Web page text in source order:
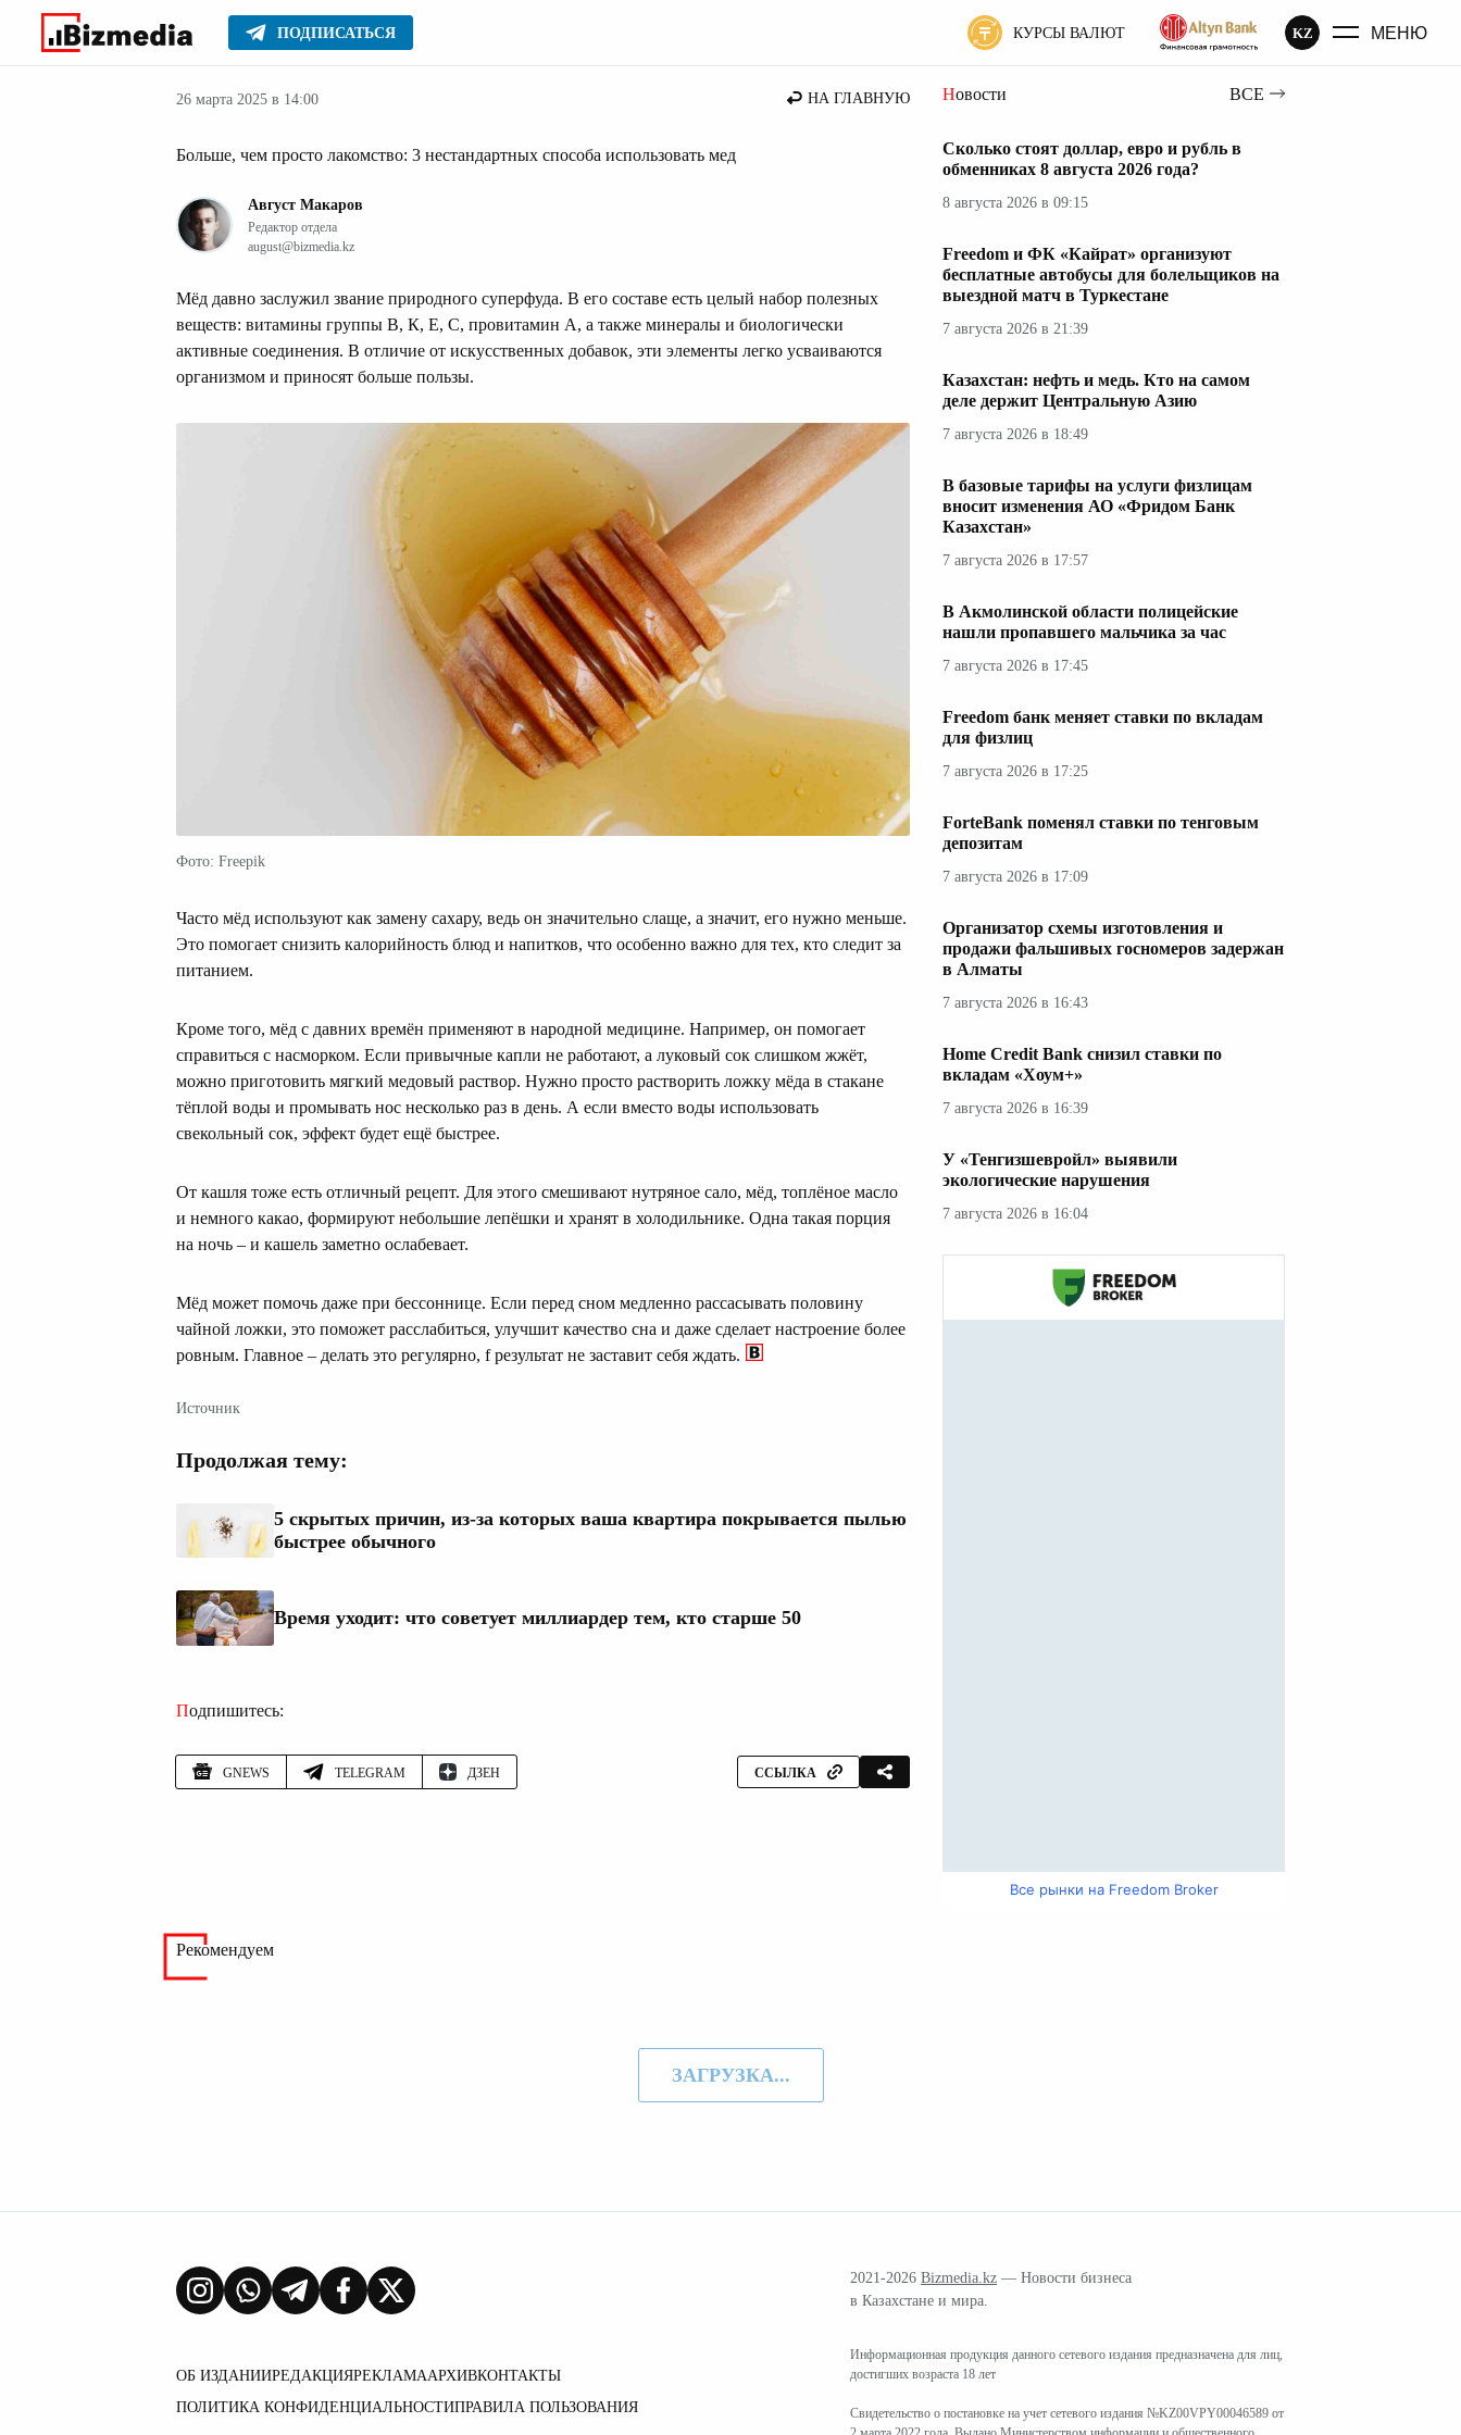
ПОДПИСАТЬСЯ КУРСЫ ВАЛЮТ KZ МЕНЮ
Главное Прочее
26 марта 2025 в 14:00 НА ГЛАВНУЮ
Больше, чем просто лакомство: 3 нестандартных способа использовать мед
Август Макаров
Редактор отдела
august@bizmedia.kz
Мёд давно заслужил звание природного суперфуда. В его составе есть целый набор полезных
веществ: витамины группы В, К, Е, С, провитамин А, а также минералы и биологически
активные соединения. В отличие от искусственных добавок, эти элементы легко усваиваются
организмом и приносят больше пользы.
Фото: Freepik
Часто мёд используют как замену сахару, ведь он значительно слаще, а значит, его нужно меньше.
Это помогает снизить калорийность блюд и напитков, что особенно важно для тех, кто следит за
питанием.
Кроме того, мёд с давних времён применяют в народной медицине. Например, он помогает
справиться с насморком. Если привычные капли не работают, а луковый сок слишком жжёт,
можно приготовить мягкий медовый раствор. Нужно просто растворить ложку мёда в стакане
тёплой воды и промывать нос несколько раз в день. А если вместо воды использовать
свекольный сок, эффект будет ещё быстрее.
От кашля тоже есть отличный рецепт. Для этого смешивают нутряное сало, мёд, топлёное масло
и немного какао, формируют небольшие лепёшки и хранят в холодильнике. Одна такая порция
на ночь – и кашель заметно ослабевает.
Мёд может помочь даже при бессоннице. Если перед сном медленно рассасывать половину
чайной ложки, это поможет расслабиться, улучшит качество сна и даже сделает настроение более
ровным. Главное – делать это регулярно, f результат не заставит себя ждать.
Источник
Продолжая тему:
5 скрытых причин, из-за которых ваша квартира покрывается пылью
быстрее обычного
Время уходит: что советует миллиардер тем, кто старше 50
Подпишитесь:
GNEWS TELEGRAM ДЗЕН ССЫЛКА
Новости ВСЕ
Сколько стоят доллар, евро и рубль в
обменниках 8 августа 2026 года?
8 августа 2026 в 09:15
Freedom и ФК «Кайрат» организуют
бесплатные автобусы для болельщиков на
выездной матч в Туркестане
7 августа 2026 в 21:39
Казахстан: нефть и медь. Кто на самом
деле держит Центральную Азию
7 августа 2026 в 18:49
В базовые тарифы на услуги физлицам
вносит изменения АО «Фридом Банк
Казахстан»
7 августа 2026 в 17:57
В Акмолинской области полицейские
нашли пропавшего мальчика за час
7 августа 2026 в 17:45
Freedom банк меняет ставки по вкладам
для физлиц
7 августа 2026 в 17:25
ForteBank поменял ставки по тенговым
депозитам
7 августа 2026 в 17:09
Организатор схемы изготовления и
продажи фальшивых госномеров задержан
в Алматы
7 августа 2026 в 16:43
Home Credit Bank снизил ставки по
вкладам «Хоум+»
7 августа 2026 в 16:39
У «Тенгизшевройл» выявили
экологические нарушения
7 августа 2026 в 16:04
Все рынки на Freedom Broker
Рекомендуем
ЗАГРУЗКА...
ОБ ИЗДАНИИРЕДАКЦИЯРЕКЛАМААРХИВКОНТАКТЫ
ПОЛИТИКА КОНФИДЕНЦИАЛЬНОСТИПРАВИЛА ПОЛЬЗОВАНИЯ
2021-2026 Bizmedia.kz — Новости бизнеса
в Казахстане и мира.
Информационная продукция данного сетевого издания предназначена для лиц,
достигших возраста 18 лет
Свидетельство о постановке на учет сетевого издания №KZ00VPY00046589 от